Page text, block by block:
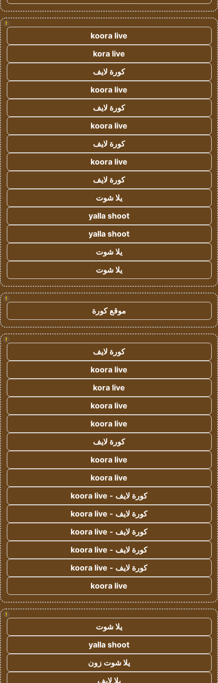
!
koora live
kora live
كورة لايف
koora live
كورة لايف
koora live
كورة لايف
koora live
كورة لايف
يلا شوت
yalla shoot
yalla shoot
يلا شوت
يلا شوت
!
موقع كورة
!
كورة لايف
koora live
kora live
koora live
koora live
كورة لايف
koora live
koora live
كورة لايف - koora live
كورة لايف - koora live
كورة لايف - koora live
كورة لايف - koora live
كورة لايف - koora live
koora live
!
يلا شوت
yalla shoot
يلا شوت زون
يلا لايف